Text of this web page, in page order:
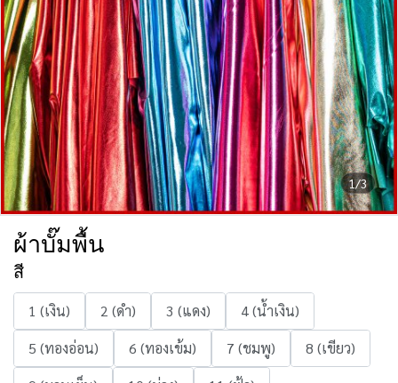
1/3
ผ้าบั๊มพื้น
สี
1 (เงิน) 2 (ดำ) 3 (แดง)
4 (น้ำเงิน)
5 (ทองอ่อน)
6 (ทองเข้ม) 7 (ชมพู)
8 (เขียว)